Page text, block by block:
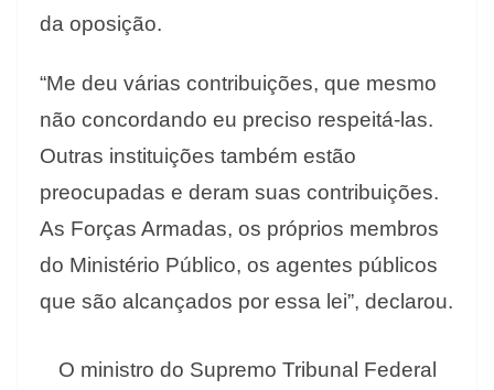
da oposição.
“Me deu várias contribuições, que mesmo
não concordando eu preciso respeitá-las.
Outras instituições também estão
preocupadas e deram suas contribuições.
As Forças Armadas, os próprios membros
do Ministério Público, os agentes públicos
que são alcançados por essa lei”, declarou.
O ministro do Supremo Tribunal Federal